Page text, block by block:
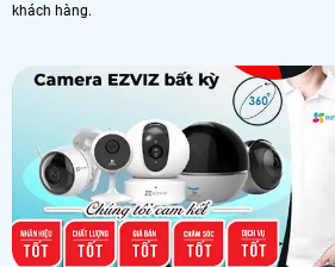
khách hàng.